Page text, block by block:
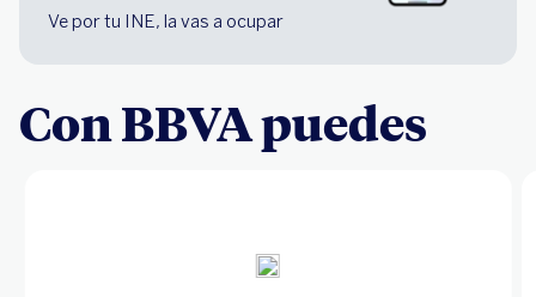
Ve por tu INE, la vas a ocupar
Con BBVA puedes